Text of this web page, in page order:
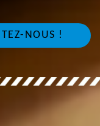
NOUS !